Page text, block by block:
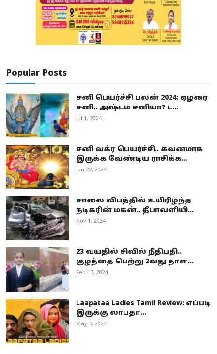
Popular Posts
சனி பெயர்ச்சி பலன் 2024: ஏழரை
சனி.. அஷ்டம சனியா? ட...
Jul 1, 2024
சனி வக்ர பெயர்ச்சி.. கவனமாக
இருக்க வேண்டிய ராசிக்க...
Jun 22, 2024
சாலை விபத்தில் உயிரிழந்த
நடிகரின் மகன்.. தீபாவளியி...
Nov 1, 2024
23 வயதில் சிவில் நீதிபதி..
குழந்தை பெற்று 2வது நாள...
Feb 13, 2024
Laapataa Ladies Tamil Review: எப்படி
இருக்கு லாபதா...
May 3, 2024